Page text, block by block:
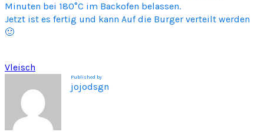
Minuten bei 180°C im Backofen belassen.
Jetzt ist es fertig und kann Auf die Burger verteilt werden
🙂
Vleisch
Published by
jojodsgn